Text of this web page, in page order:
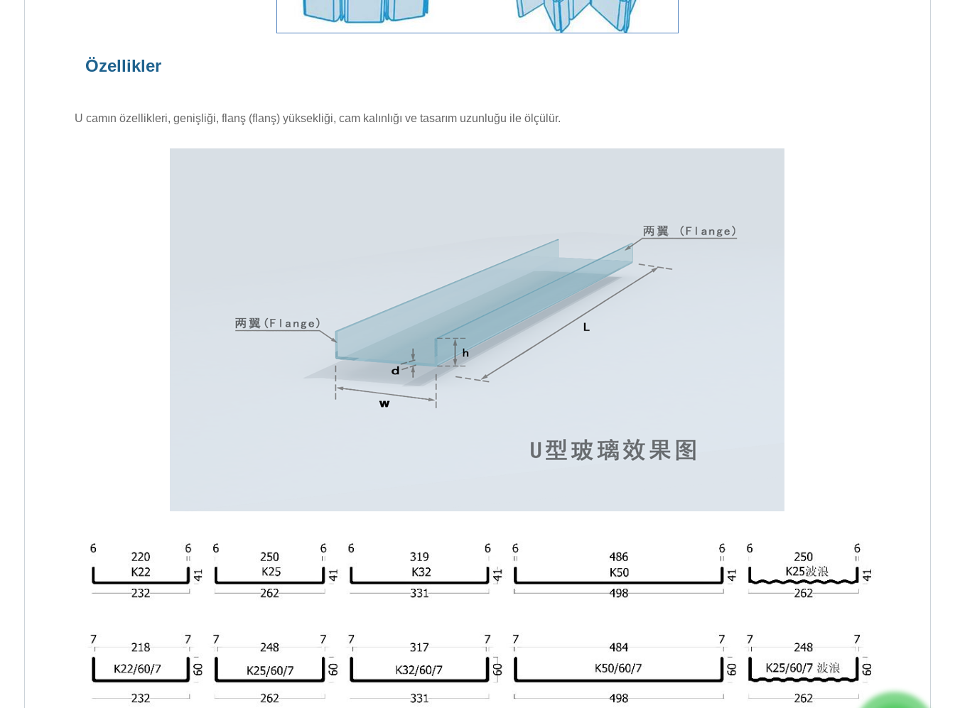
Özellikler
U camın özellikleri, genişliği, flanş (flanş) yüksekliği, cam kalınlığı ve tasarım uzunluğu ile ölçülür.